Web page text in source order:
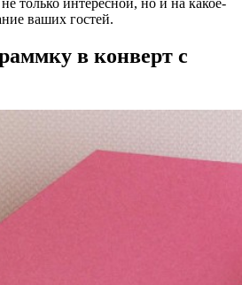
ваших гостей.
в конверт с